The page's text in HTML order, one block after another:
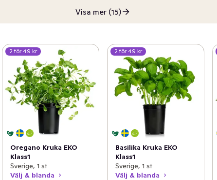
Visa mer (15)
2 för 49 kr
Oregano Kruka EKO
Klass1
Sverige, 1 st
Välj & blanda
2 för 49 kr
Basilika Kruka EKO
Klass1
Sverige, 1 st
Välj & blanda